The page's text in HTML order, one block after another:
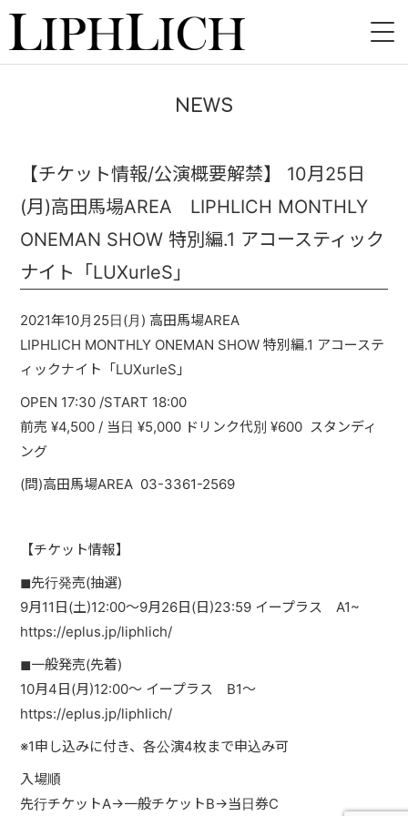
LIVE
INSTORE
VIDEO
DISCOGRAPHY
BLOG
PAST LIVE
MESSAGE
NEWS
【チケット情報/公演概要解禁】 10月25日
(月)高田馬場AREA LIPHLICH MONTHLY
ONEMAN SHOW 特別編.1 アコースティック
ナイト「LUXurIeS」
2021年10月25日(月) 高田馬場AREA
LIPHLICH MONTHLY ONEMAN SHOW 特別編.1 アコーステ
ィックナイト「LUXurIeS」
OPEN 17:30 /START 18:00
前売 ¥4,500 / 当日 ¥5,000 ドリンク代別 ¥600 スタンディ
ング
(問)高田馬場AREA 03-3361-2569
【チケット情報】
◼︎先行発売(抽選)
9月11日(土)12:00〜9月26日(日)23:59 イープラス A1~
https://eplus.jp/liphlich/
◼︎一般発売(先着)
10月4日(月)12:00〜 イープラス B1〜
https://eplus.jp/liphlich/
※1申し込みに付き、各公演4枚まで申込み可
入場順
先行チケットA→一般チケットB→当日券C